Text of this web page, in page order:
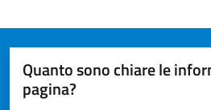
Quanto sono chiare le
pagina?